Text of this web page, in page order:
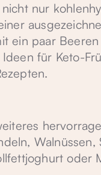
nur
ein paar
für Keto-
oder